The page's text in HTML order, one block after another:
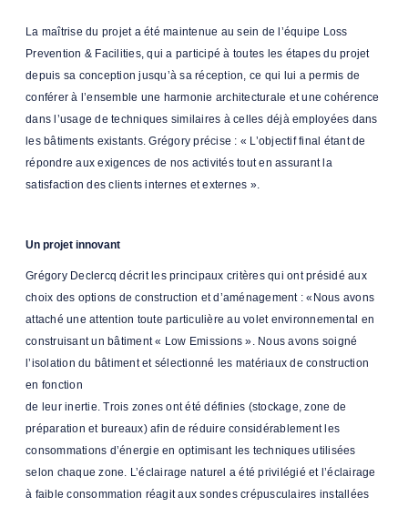
La maîtrise du projet a été maintenue au sein de l’équipe Loss
Prevention & Facilities, qui a participé à toutes les étapes du projet
depuis sa conception jusqu’à sa réception, ce qui lui a permis de
conférer à l’ensemble une harmonie architecturale et une cohérence
dans l’usage de techniques similaires à celles déjà employées dans
les bâtiments existants. Grégory précise : « L’objectif final étant de
répondre aux exigences de nos activités tout en assurant la
satisfaction des clients internes et externes ».
Un projet innovant
Grégory Declercq décrit les principaux critères qui ont présidé aux
choix des options de construction et d’aménagement : «Nous avons
attaché une attention toute particulière au volet environnemental en
construisant un bâtiment « Low Emissions ». Nous avons soigné
l’isolation du bâtiment et sélectionné les matériaux de construction
en fonction
de leur inertie. Trois zones ont été définies (stockage, zone de
préparation et bureaux) afin de réduire considérablement les
consommations d’énergie en optimisant les techniques utilisées
selon chaque zone. L’éclairage naturel a été privilégié et l’éclairage
à faible consommation réagit aux sondes crépusculaires installées